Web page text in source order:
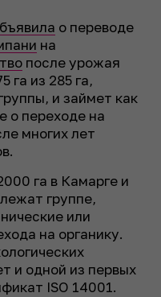
о переводе
на
после урожая
га из 285 га,
и займет как
о переходе на
многих лет
га в Камарге и
группе,
или
на органику.
и одной из первых
ISO 14001.